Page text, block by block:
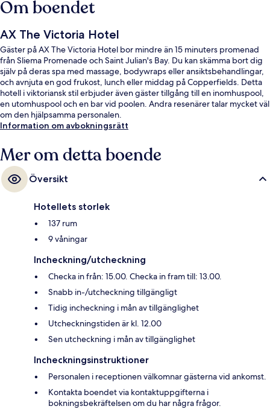
Om boendet
AX The Victoria Hotel
Gäster på AX The Victoria Hotel bor mindre än 15 minuters promenad
från Sliema Promenade och Saint Julian's Bay. Du kan skämma bort dig
själv på deras spa med massage, bodywraps eller ansiktsbehandlingar,
och avnjuta en god frukost, lunch eller middag på Copperfields. Detta
hotell i viktoriansk stil erbjuder även gäster tillgång till en inomhuspool,
en utomhuspool och en bar vid poolen. Andra resenärer talar mycket väl
om den hjälpsamma personalen.
Information om avbokningsrätt
Mer om detta boende
Översikt
Hotellets storlek
137 rum
9 våningar
Incheckning/utcheckning
Checka in från: 15.00. Checka in fram till: 13.00.
Snabb in-/utcheckning tillgängligt
Tidig incheckning i mån av tillgänglighet
Utcheckningstiden är kl. 12.00
Sen utcheckning i mån av tillgänglighet
Incheckningsinstruktioner
Personalen i receptionen välkomnar gästerna vid ankomst.
Kontakta boendet via kontaktuppgifterna i
bokningsbekräftelsen om du har några frågor.